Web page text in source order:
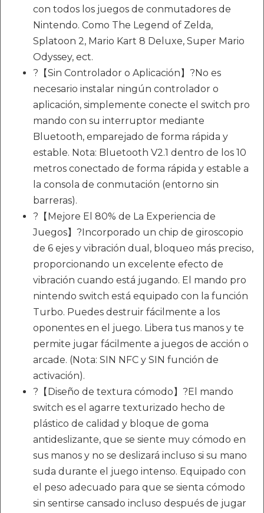
con todos los juegos de conmutadores de
Nintendo. Como The Legend of Zelda,
Splatoon 2, Mario Kart 8 Deluxe, Super Mario
Odyssey, ect.
?【Sin Controlador o Aplicación】?No es
necesario instalar ningún controlador o
aplicación, simplemente conecte el switch pro
mando con su interruptor mediante
Bluetooth, emparejado de forma rápida y
estable. Nota: Bluetooth V2.1 dentro de los 10
metros conectado de forma rápida y estable a
la consola de conmutación (entorno sin
barreras).
?【Mejore El 80% de La Experiencia de
Juegos】?Incorporado un chip de giroscopio
de 6 ejes y vibración dual, bloqueo más preciso,
proporcionando un excelente efecto de
vibración cuando está jugando. El mando pro
nintendo switch está equipado con la función
Turbo. Puedes destruir fácilmente a los
oponentes en el juego. Libera tus manos y te
permite jugar fácilmente a juegos de acción o
arcade. (Nota: SIN NFC y SIN función de
activación).
?【Diseño de textura cómodo】?El mando
switch es el agarre texturizado hecho de
plástico de calidad y bloque de goma
antideslizante, que se siente muy cómodo en
sus manos y no se deslizará incluso si su mano
suda durante el juego intenso. Equipado con
el peso adecuado para que se sienta cómodo
sin sentirse cansado incluso después de jugar